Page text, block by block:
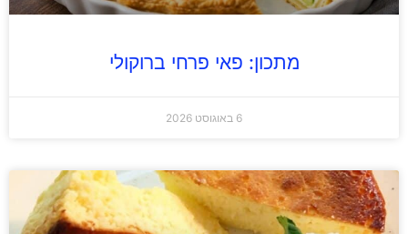
מתכון: פאי פרחי ברוקולי
6 באוגוסט 2026